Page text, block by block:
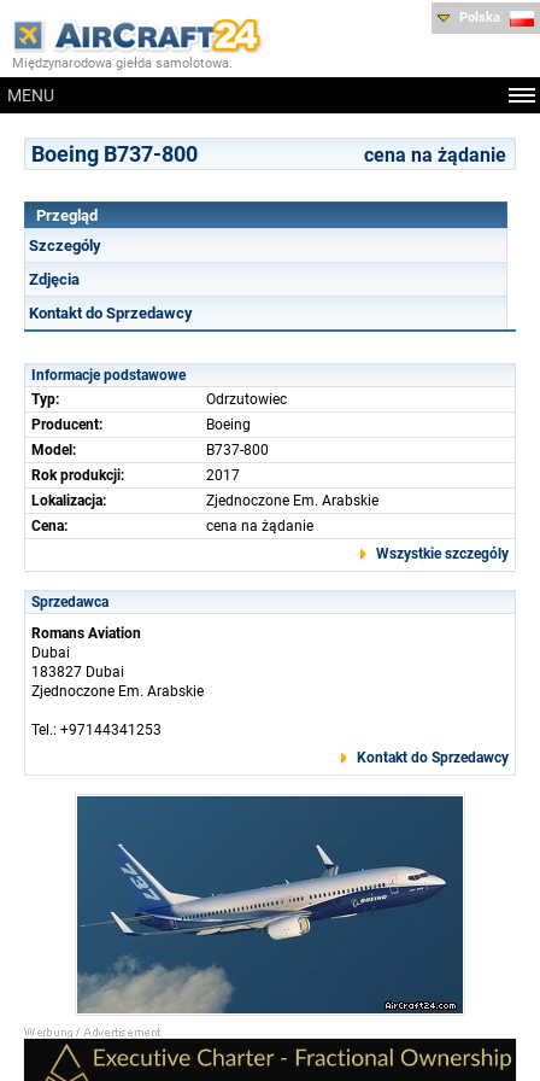
Międzynarodowa giełda samolotowa.
MENU
Polska
Boeing B737-800 cena na żądanie
Przegląd
Szczególy
Zdjęcia
Kontakt do Sprzedawcy
Informacje podstawowe
Typ:
Odrzutowiec
Producent:
Boeing
Model:
B737-800
Rok produkcji:
2017
Lokalizacja:
Zjednoczone Em. Arabskie
Cena:
cena na żądanie
Wszystkie szczególy
Sprzedawca
Romans Aviation
Dubai
183827 Dubai
Zjednoczone Em. Arabskie
Tel.: +97144341253
Kontakt do Sprzedawcy